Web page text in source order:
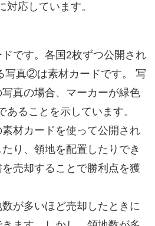
対応しています。
です。各国2枚ずつ公開され
写真②は素材カードです。 写
真の場合、マーカーが緑色
あることを示しています。
材カードを使って公開され
り、領地を配置したりでき
売却することで勝利点を獲
が多いほど売却したときに